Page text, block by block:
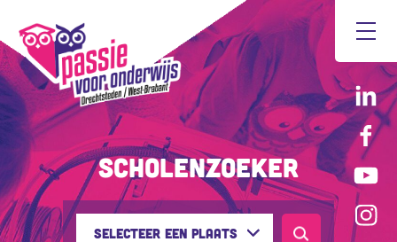
Scholenzoeker
Selecteer een plaats